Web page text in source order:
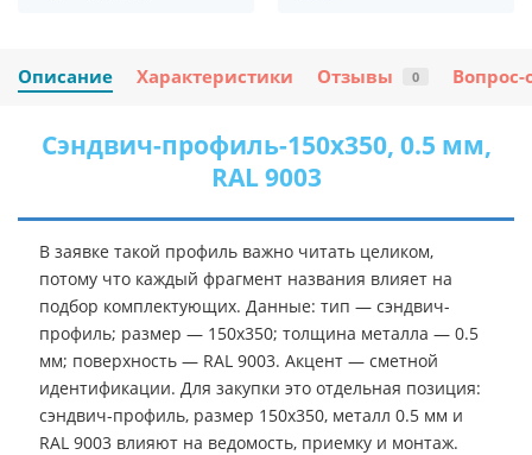
Описание Характеристики Отзывы 0 Вопрос-
Сэндвич-профиль-150х350, 0.5 мм,
RAL 9003
В заявке такой профиль важно читать целиком,
потому что каждый фрагмент названия влияет на
подбор комплектующих. Данные: тип — сэндвич-
профиль; размер — 150х350; толщина металла — 0.5
мм; поверхность — RAL 9003. Акцент — сметной
идентификации. Для закупки это отдельная позиция:
сэндвич-профиль, размер 150х350, металл 0.5 мм и
RAL 9003 влияют на ведомость, приемку и монтаж.